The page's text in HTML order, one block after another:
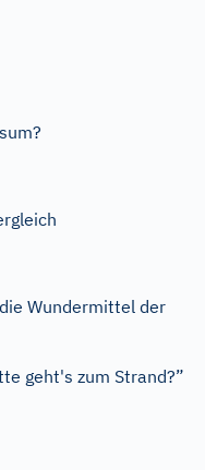
Wundermittel der
geht's zum Strand?”